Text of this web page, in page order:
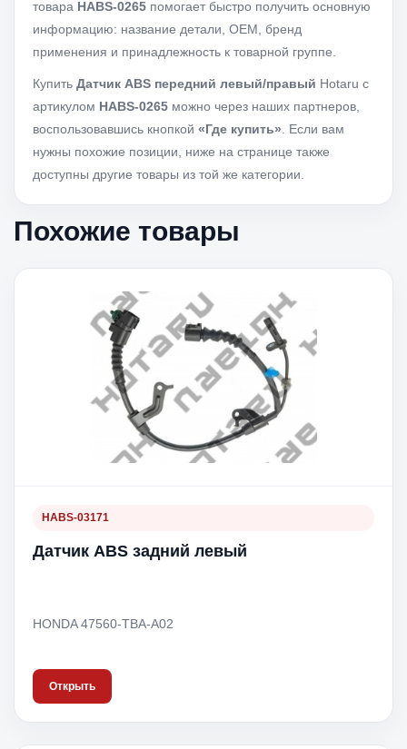
товара HABS-0265 помогает быстро получить основную
информацию: название детали, OEM, бренд
применения и принадлежность к товарной группе.
Купить Датчик ABS передний левый/правый Hotaru с
артикулом HABS-0265 можно через наших партнеров,
воспользовавшись кнопкой «Где купить» . Если вам
нужны похожие позиции, ниже на странице также
доступны другие товары из той же категории.
Похожие товары
HABS-03171
Датчик ABS задний левый
HONDA 47560-TBA-A02
Открыть